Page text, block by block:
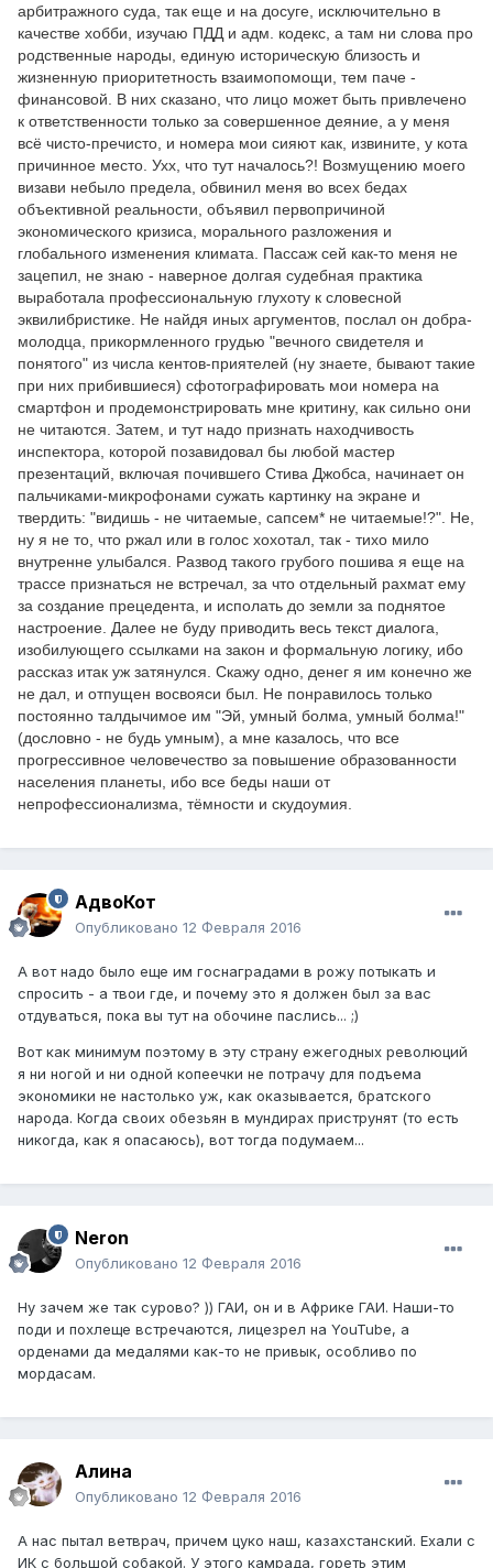
арбитражного суда, так еще и на досуге, исключительно в
качестве хобби, изучаю ПДД и адм. кодекс, а там ни слова про
родственные народы, единую историческую близость и
жизненную приоритетность взаимопомощи, тем паче -
финансовой. В них сказано, что лицо может быть привлечено
к ответственности только за совершенное деяние, а у меня
всё чисто-пречисто, и номера мои сияют как, извините, у кота
причинное место. Ухх, что тут началось?! Возмущению моего
визави небыло предела, обвинил меня во всех бедах
объективной реальности, объявил первопричиной
экономического кризиса, морального разложения и
глобального изменения климата. Пассаж сей как-то меня не
зацепил, не знаю - наверное долгая судебная практика
выработала профессиональную глухоту к словесной
эквилибристике. Не найдя иных аргументов, послал он добра-
молодца, прикормленного грудью "вечного свидетеля и
понятого" из числа кентов-приятелей (ну знаете, бывают такие
при них прибившиеся) сфотографировать мои номера на
смартфон и продемонстрировать мне критину, как сильно они
не читаются. Затем, и тут надо признать находчивость
инспектора, которой позавидовал бы любой мастер
презентаций, включая почившего Стива Джобса, начинает он
пальчиками-микрофонами сужать картинку на экране и
твердить: "видишь - не читаемые, сапсем* не читаемые!?". Не,
ну я не то, что ржал или в голос хохотал, так - тихо мило
внутренне улыбался. Развод такого грубого пошива я еще на
трассе признаться не встречал, за что отдельный рахмат ему
за создание прецедента, и исполать до земли за поднятое
настроение. Далее не буду приводить весь текст диалога,
изобилующего ссылками на закон и формальную логику, ибо
рассказ итак уж затянулся. Скажу одно, денег я им конечно же
не дал, и отпущен восвояси был. Не понравилось только
постоянно талдычимое им "Эй, умный болма, умный болма!"
(дословно - не будь умным), а мне казалось, что все
прогрессивное человечество за повышение образованности
населения планеты, ибо все беды наши от
непрофессионализма, тёмности и скудоумия.
АдвоКот
Опубликовано 12 Февраля 2016
А вот надо было еще им госнаградами в рожу потыкать и
спросить - а твои где, и почему это я должен был за вас
отдуваться, пока вы тут на обочине паслись... ;)
Вот как минимум поэтому в эту страну ежегодных революций
я ни ногой и ни одной копеечки не потрачу для подъема
экономики не настолько уж, как оказывается, братского
народа. Когда своих обезьян в мундирах приструнят (то есть
никогда, как я опасаюсь), вот тогда подумаем...
Neron
Опубликовано 12 Февраля 2016
Ну зачем же так сурово? )) ГАИ, он и в Африке ГАИ. Наши-то
поди и похлеще встречаются, лицезрел на YouTube, а
орденами да медалями как-то не привык, особливо по
мордасам.
Алина
Опубликовано 12 Февраля 2016
А нас пытал ветврач, причем цуко наш, казахстанский. Ехали с
ИК с большой собакой. У этого камрада, гореть этим